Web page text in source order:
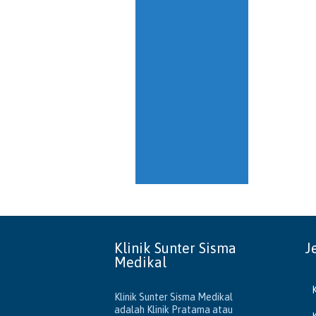
Klinik Sunter Sisma
Medikal
Klinik Sunter Sisma Medikal
adalah Klinik Pratama atau